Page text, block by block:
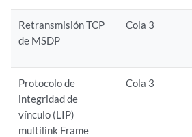
Retransmisión TCP
de MSDP
Cola 3
Protocolo de
integridad de
vínculo (LIP)
multilink Frame
Cola 3